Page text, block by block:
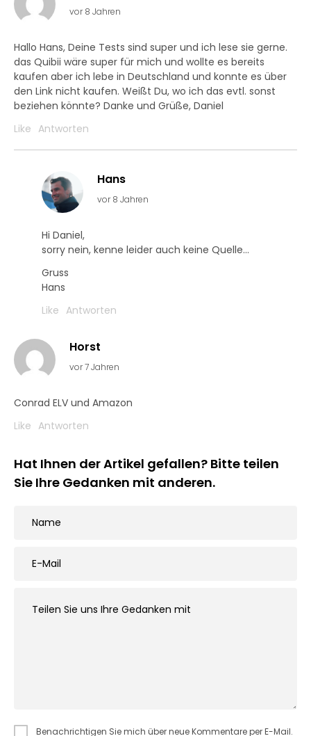
vor 8 Jahren
Hallo Hans, Deine Tests sind super und ich lese sie gerne.
das Quibii wäre super für mich und wollte es bereits
kaufen aber ich lebe in Deutschland und konnte es über
den Link nicht kaufen. Weißt Du, wo ich das evtl. sonst
beziehen könnte? Danke und Grüße, Daniel
Like Antworten
Hans
vor 8 Jahren
Hi Daniel,
sorry nein, kenne leider auch keine Quelle…
Gruss
Hans
Like Antworten
Horst
vor 7 Jahren
Conrad ELV und Amazon
Like Antworten
Hat Ihnen der Artikel gefallen? Bitte teilen
Sie Ihre Gedanken mit anderen.
Benachrichtigen Sie mich über neue Kommentare per E-Mail.